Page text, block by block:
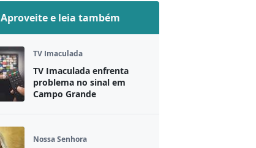
Aproveite e leia também
TV Imaculada
TV Imaculada enfrenta
problema no sinal em
Campo Grande
Nossa Senhora